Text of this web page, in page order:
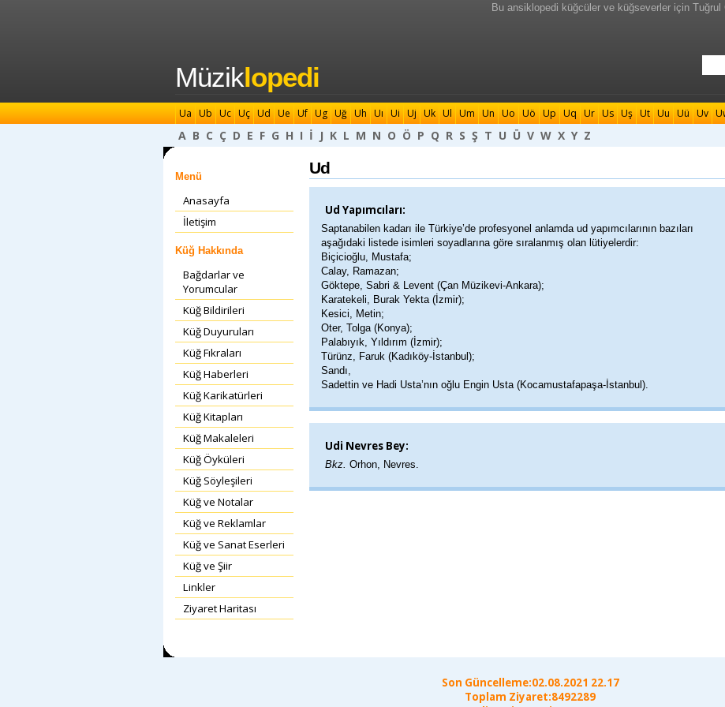
Bu ansiklopedi küğcüler ve küğseverler için Tuğrul
Müziklopedi
Ua Ub Uc Uç Ud Ue Uf Ug Uğ Uh Uı Ui Uj Uk Ul Um Un Uo Uö Up Uq Ur Us Uş Ut Uu Uü Uv
A B C Ç D E F G H I İ J K L M N O Ö P Q R S Ş T U Ü V W X Y Z
Menü
Anasayfa
İletişim
Küğ Hakkında
Bağdarlar ve
Yorumcular
Küğ Bildirileri
Küğ Duyuruları
Küğ Fıkraları
Küğ Haberleri
Küğ Karikatürleri
Küğ Kitapları
Küğ Makaleleri
Küğ Öyküleri
Küğ Söyleşileri
Küğ ve Notalar
Küğ ve Reklamlar
Küğ ve Sanat Eserleri
Küğ ve Şiir
Linkler
Ziyaret Haritası
Ud
Ud Yapımcıları:
Saptanabilen kadarı ile Türkiye’de profesyonel anlamda ud yapımcılarının bazıları
aşağıdaki listede isimleri soyadlarına göre sıralanmış olan lütiyelerdir:
Biçicioğlu, Mustafa;
Calay, Ramazan;
Göktepe, Sabri & Levent (Çan Müzikevi-Ankara);
Karatekeli, Burak Yekta (İzmir);
Kesici, Metin;
Oter, Tolga (Konya);
Palabıyık, Yıldırım (İzmir);
Türünz, Faruk (Kadıköy-İstanbul);
Sandı,
Sadettin ve Hadi Usta’nın oğlu Engin Usta (Kocamustafapaşa-İstanbul).
Udi Nevres Bey:
Bkz. Orhon, Nevres.
Son Güncelleme:02.08.2021 22.17
Toplam Ziyaret:8492289